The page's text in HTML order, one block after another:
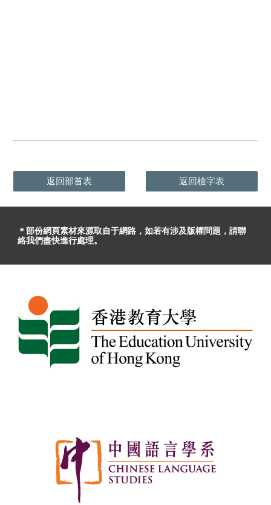
返回部首表 返回檢字表
＊部份網頁素材來源取自于網路，如若有涉及版權問題 ，請聯
絡我們盡快進行處理。